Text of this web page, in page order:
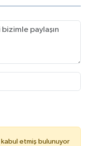
kabul etmiş bulunuyor